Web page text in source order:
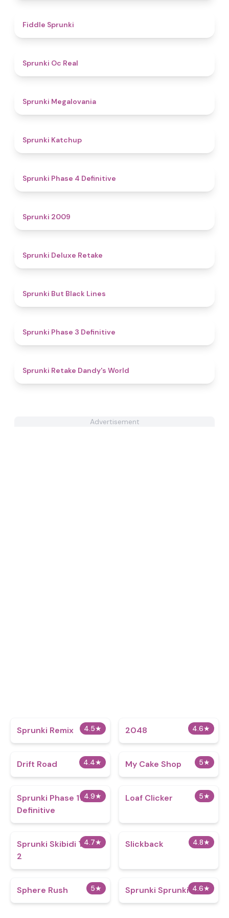
Fiddle Sprunki
Sprunki Oc Real
Sprunki Megalovania
Sprunki Katchup
Sprunki Phase 4 Definitive
Sprunki 2009
Sprunki Deluxe Retake
Sprunki But Black Lines
Sprunki Phase 3 Definitive
Sprunki Retake Dandy's World
Advertisement
4.5★
Sprunki Remix 4.6★
2048
4.4★
Drift Road 5★
My Cake Shop
4.9★
Sprunki Phase 11
Definitive
5★
Loaf Clicker
4.7★
Sprunki Skibidi Toilet
2
4.8★
Slickback
5★
Sphere Rush 4.6★
Sprunki Sprunkier